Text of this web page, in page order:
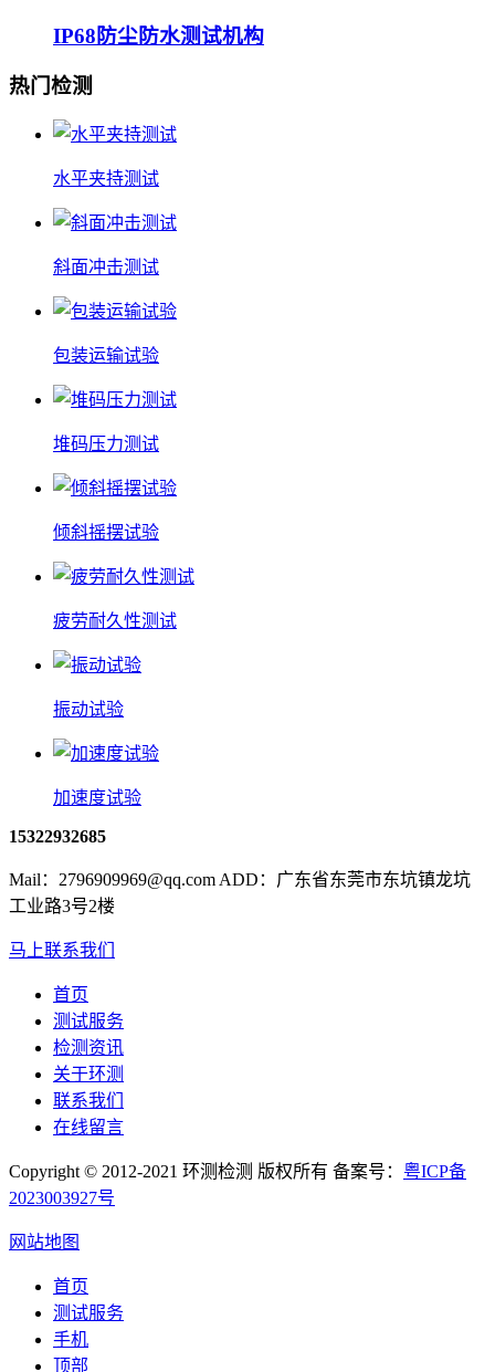
IP68防尘防水测试机构
热门检测
水平夹持测试
斜面冲击测试
包装运输试验
堆码压力测试
倾斜摇摆试验
疲劳耐久性测试
振动试验
加速度试验
15322932685
Mail：2796909969@qq.com ADD：广东省东莞市东坑镇龙坑
工业路3号2楼
马上联系我们
首页
测试服务
检测资讯
关于环测
联系我们
在线留言
Copyright © 2012-2021 环测检测 版权所有 备案号： 粤ICP备
2023003927号
网站地图
首页
测试服务
手机
顶部